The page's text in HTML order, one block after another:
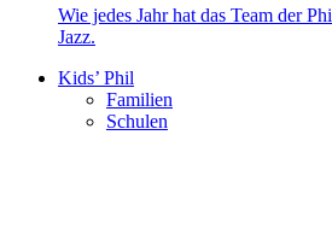
Wie jedes Jahr hat das Team der
Jazz.
Kids’ Phil
Familien
Schulen